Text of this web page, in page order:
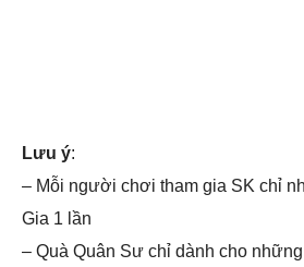
Lưu ý:
– Mỗi người chơi tham gia SK chỉ
Gia 1 lần
– Quà Quân Sư chỉ dành cho